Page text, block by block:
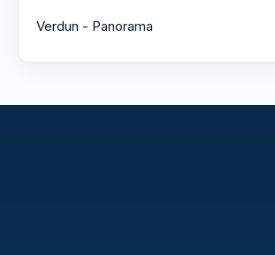
Verdun - Panorama